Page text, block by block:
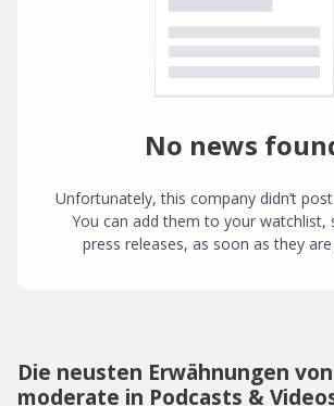
No news
Unfortunately, this company didn’t
You can add them to your watchlist,
press releases, as soon as they
Die neusten Erwähnungen
moderate in Podcasts &